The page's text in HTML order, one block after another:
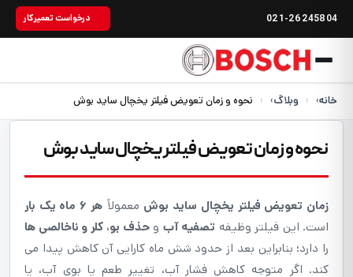
021-26245804 درخواست تعمیرکار
خانه› وبلاگ› نحوه و زمان تعویض فیلتر یخچال ساید بوش
نحوه و زمان تعویض فیلتر یخچال ساید بوش
زمان تعویض فیلتر یخچال ساید بوش معمولاًهر ۶ ماه یک بار
است. این فیلتر وظیفه تصفیه آب وحذف بو، کلر و ناخالصی ها
را دارد؛ بنابراین بعد از حدود شش ماه کارایی آن کاهش پیدا می
کند. اگر متوجه کاهش فشار آب، تغییر طعم یا بوی آب، یا